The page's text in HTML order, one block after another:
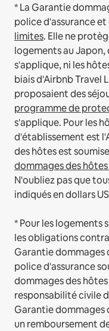
* La Garantie
police d'assurance et
limites. Elle ne
logements au Japon,
s'applique, ni les
biais d'Airbnb Travel
proposaient des
programme de
s'applique. Pour les
d'établissement est
des hôtes est
dommages des
N'oubliez pas que
indiqués en dollars
* Pour les logements
les obligations
Garantie dommages
police d'assurance
dommages des
responsabilité civile
Garantie dommages
un remboursement